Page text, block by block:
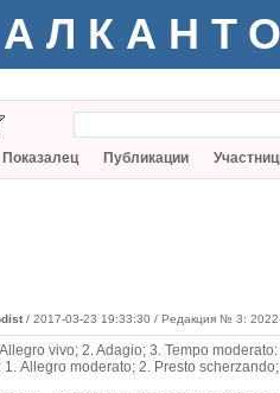
Показалец Публикации
/ 2017-03-23 19:33:30 / Редакция № 3:
vivo; 2. Adagio; 3. Tempo moderato:
Allegro moderato; 2. Presto